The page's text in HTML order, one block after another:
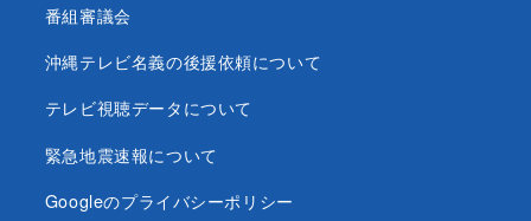
番組審議会
沖縄テレビ名義の後援依頼について
テレビ視聴データについて
緊急地震速報について
Googleのプライバシーポリシー